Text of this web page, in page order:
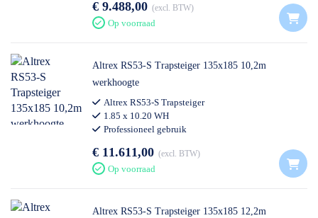
€ 9.488,00 excl. BTW
Op voorraad
Altrex RS53-S Trapsteiger 135x185 10,2m
werkhoogte
Altrex RS53-S Trapsteiger
1.85 x 10.20 WH
Professioneel gebruik
€ 11.611,00 excl. BTW
Op voorraad
Altrex RS53-S Trapsteiger 135x185 12,2m